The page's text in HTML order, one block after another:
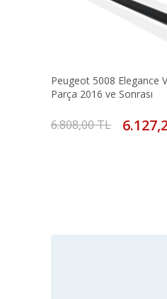
Peugeot 5008 Elegance
Parça 2016 ve Sonrası
6.808,00 TL